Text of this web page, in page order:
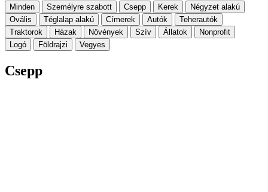
Minden Személyre szabott Csepp Kerek
Négyzet alakú
Ovális
Téglalap alakú Címerek Autók
Teherautók
Traktorok
Házak Növények Szív Állatok
Nonprofit
Logó
Földrajzi Vegyes
Csepp